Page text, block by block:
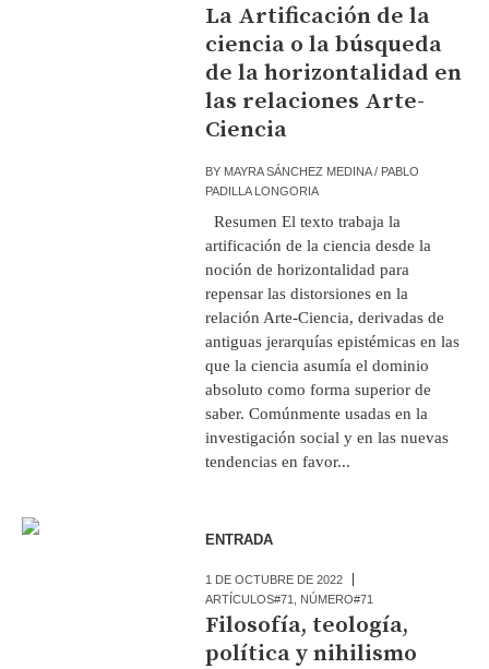
La Artificación de la
ciencia o la búsqueda
de la horizontalidad en
las relaciones Arte-
Ciencia
BY MAYRA SÁNCHEZ MEDINA / PABLO
PADILLA LONGORIA
Resumen El texto trabaja la
artificación de la ciencia desde la
noción de horizontalidad para
repensar las distorsiones en la
relación Arte-Ciencia, derivadas de
antiguas jerarquías epistémicas en las
que la ciencia asumía el dominio
absoluto como forma superior de
saber. Comúnmente usadas en la
investigación social y en las nuevas
tendencias en favor...
ENTRADA
1 DE OCTUBRE DE 2022
ARTÍCULOS#71
NÚMERO#71
Filosofía, teología,
política y nihilismo